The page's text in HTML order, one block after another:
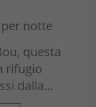
per notte
questa
rifugio
dalla...